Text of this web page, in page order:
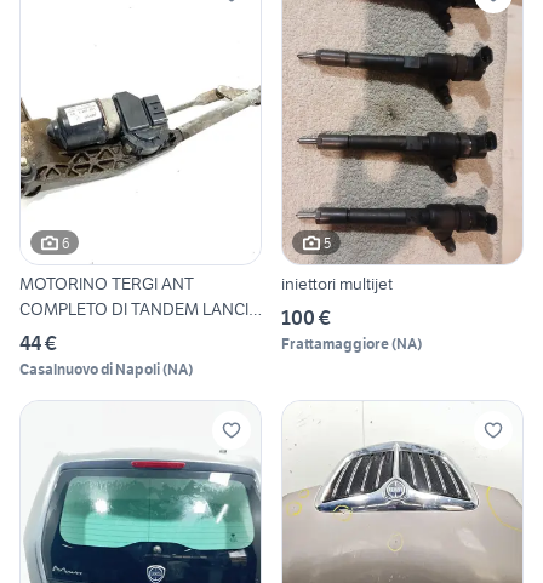
6
MOTORINO TERGI ANT
COMPLETO DI TANDEM LANCIA
Musa
44 €
Casalnuovo di Napoli(NA)
5
iniettori multijet
100 €
Frattamaggiore(NA)